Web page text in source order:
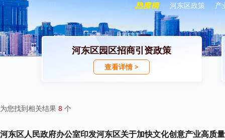
河东区政策 产
河东区园区招商引资政策
查看详情 >
为您找到相关结果 8 个
河东区人民政府办公室印发河东区关于加快文化创意产业高质